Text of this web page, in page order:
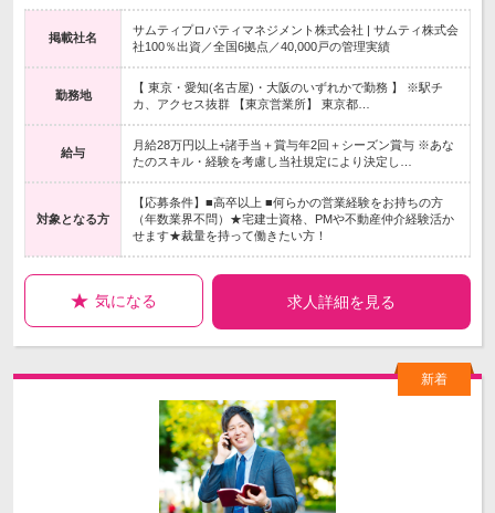
掲載社名
サムティプロパティマネジメント株式会社 | サムティ株式会
社100％出資／全国6拠点／40,000戸の管理実績
勤務地
【 東京・愛知(名古屋)・大阪のいずれかで勤務 】 ※駅チ
カ、アクセス抜群 【東京営業所】 東京都…
給与
月給28万円以上+諸手当＋賞与年2回＋シーズン賞与 ※あな
たのスキル・経験を考慮し当社規定により決定し…
対象となる方
【応募条件】■高卒以上 ■何らかの営業経験をお持ちの方
（年数業界不問）★宅建士資格、PMや不動産仲介経験活か
せます★裁量を持って働きたい方！
気になる 求人詳細を見る